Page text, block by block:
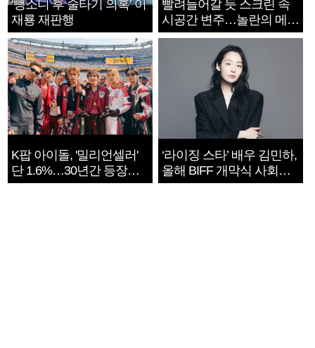
‘뺑소니 후 술타기 의혹’ 이
재룡 재판행
빨려들어갈 듯 스크린 속
시공간 변주…놀란의 메시
지는 ‘전쟁 속죄’
K팝 아이돌, '밀리언셀러'
단 1.6%…30년간 등장
1182개팀 전수조사
‘라이징 스타’ 배우 김민하,
올해 BIFF 개막식 사회자
확정